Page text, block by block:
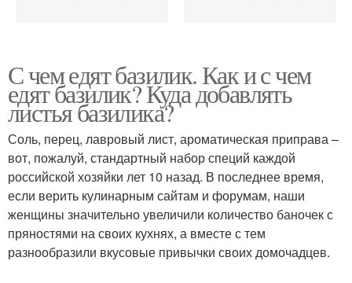
С чем едят базилик. Как и с чем
едят базилик? Куда добавлять
листья базилика?
Соль, перец, лавровый лист, ароматическая приправа –
вот, пожалуй, стандартный набор специй каждой
российской хозяйки лет 10 назад. В последнее время,
если верить кулинарным сайтам и форумам, наши
женщины значительно увеличили количество баночек с
пряностями на своих кухнях, а вместе с тем
разнообразили вкусовые привычки своих домочадцев.